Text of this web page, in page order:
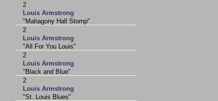
2
Louis Armstrong
"Mahagony Hall Stomp"
2
Louis Armstrong
"All For You Louis"
2
Louis Armstrong
"Black and Blue"
2
Louis Armstrong
"St. Louis Blues"